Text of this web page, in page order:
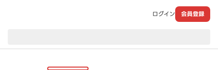
ログイン 会員登録